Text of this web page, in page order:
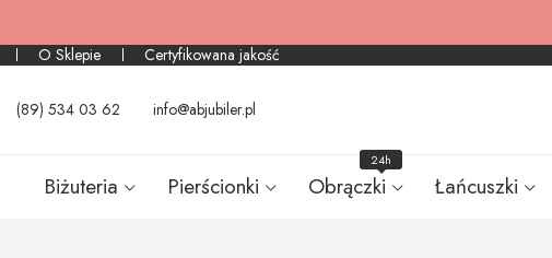
O Sklepie
Certyfikowana jakość
(89) 534 03 62 info@abjubiler.pl
Biżuteria Pierścionki Obrączki
24h
Łańcuszki